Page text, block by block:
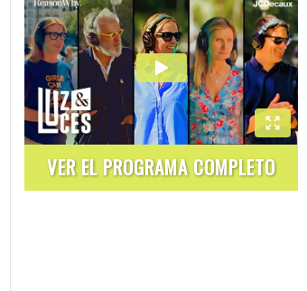
VER EL PROGRAMA COMPLETO